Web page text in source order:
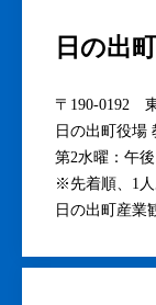
日の出
〒190-0192
日の出町役場
第2水曜：午
※先着順、1
日の出町産業